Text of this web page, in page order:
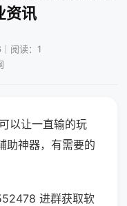
资讯
阅读：1
以让一直输的玩
助神器，有需要的
进群获取软